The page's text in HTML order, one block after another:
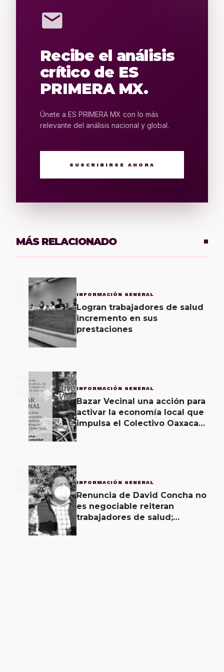
mail
Recibe el análisis
crítico de ES
PRIMERA MX.
Únete a ES PRIMERA MX con lo más
relevante del análisis nacional y global.
SUSCRIBIRSE AHORA
MÁS RELACIONADO
INFORMACIÓN GENERAL
Logran trabajadores de salud
incremento en sus
prestaciones
2 INFORMACIÓN GENERAL
Bazar Vecinal una acción para
activar la economía local que
impulsa el Colectivo Oaxaca
3 INFORMACIÓN GENERAL
Renuncia de David Concha no
es negociable reiteran
trabajadores de salud;